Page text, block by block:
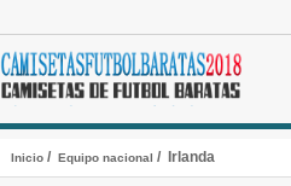
Inicio/ Equipo nacional / Irlanda